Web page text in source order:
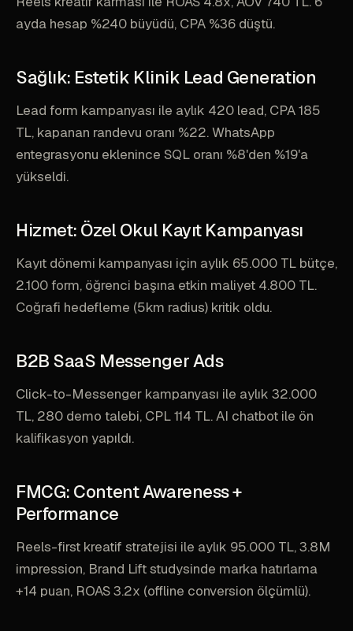
ayda hesap %240 büyüdü, CPA %36 düştü.
Sağlık: Estetik Klinik Lead Generation
Lead form kampanyası ile aylık 420 lead, CPA 185
TL, kapanan randevu oranı %22. WhatsApp
entegrasyonu eklenince SQL oranı %8'den %19'a
yükseldi.
Hizmet: Özel Okul Kayıt Kampanyası
Kayıt dönemi kampanyası için aylık 65.000 TL bütçe,
2.100 form, öğrenci başına etkin maliyet 4.800 TL.
Coğrafi hedefleme (5km radius) kritik oldu.
B2B SaaS Messenger Ads
Click-to-Messenger kampanyası ile aylık 32.000
TL, 280 demo talebi, CPL 114 TL. AI chatbot ile ön
kalifikasyon yapıldı.
FMCG: Content Awareness +
Performance
Reels-first kreatif stratejisi ile aylık 95.000 TL, 3.8M
impression, Brand Lift studysinde marka hatırlama
+14 puan, ROAS 3.2x (offline conversion ölçümlü).